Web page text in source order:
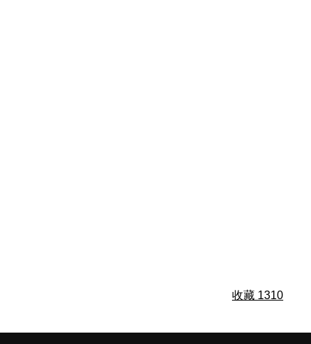
收藏 1310